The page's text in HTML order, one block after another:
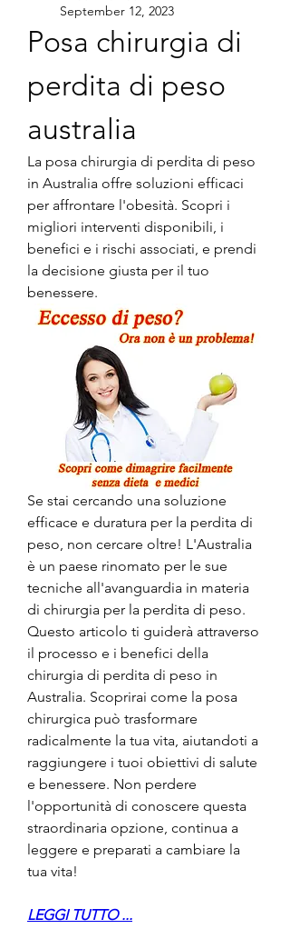
September 12, 2023
Posa chirurgia di
perdita di peso
australia
La posa chirurgia di perdita di peso
in Australia offre soluzioni efficaci
per affrontare l'obesità. Scopri i
migliori interventi disponibili, i
benefici e i rischi associati, e prendi
la decisione giusta per il tuo
benessere.
Se stai cercando una soluzione
efficace e duratura per la perdita di
peso, non cercare oltre! L'Australia
è un paese rinomato per le sue
tecniche all'avanguardia in materia
di chirurgia per la perdita di peso.
Questo articolo ti guiderà attraverso
il processo e i benefici della
chirurgia di perdita di peso in
Australia. Scoprirai come la posa
chirurgica può trasformare
radicalmente la tua vita, aiutandoti a
raggiungere i tuoi obiettivi di salute
e benessere. Non perdere
l'opportunità di conoscere questa
straordinaria opzione, continua a
leggere e preparati a cambiare la
tua vita!
LEGGI TUTTO ...